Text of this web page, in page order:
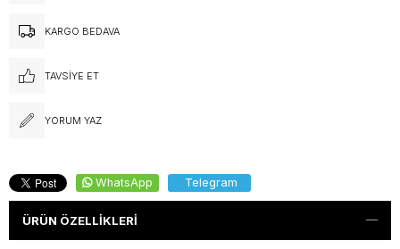
KARGO BEDAVA
TAVSIYE ET
YORUM YAZ
WhatsApp Telegram
ÜRÜN ÖZELLIKLERI